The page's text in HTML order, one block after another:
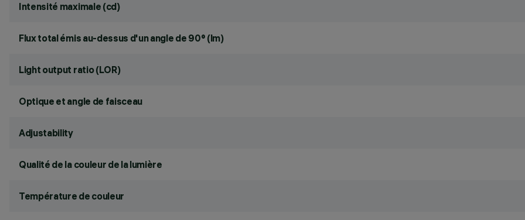
Intensité maximale (cd)
Flux total émis au-dessus d'un angle de 90° (lm)
Light output ratio (LOR)
Optique et angle de faisceau
Adjustability
Qualité de la couleur de la lumière
Température de couleur